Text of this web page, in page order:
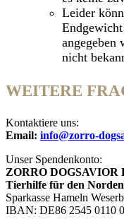
Leider
angegeben
nicht
WEITERE
Kontaktiere uns:
Email: info@zorro-
Unser Spendenkonto:
ZORRO DOGSAVIOR
Tierhilfe für den
Sparkasse Hameln
IBAN: DE86 2545 0110